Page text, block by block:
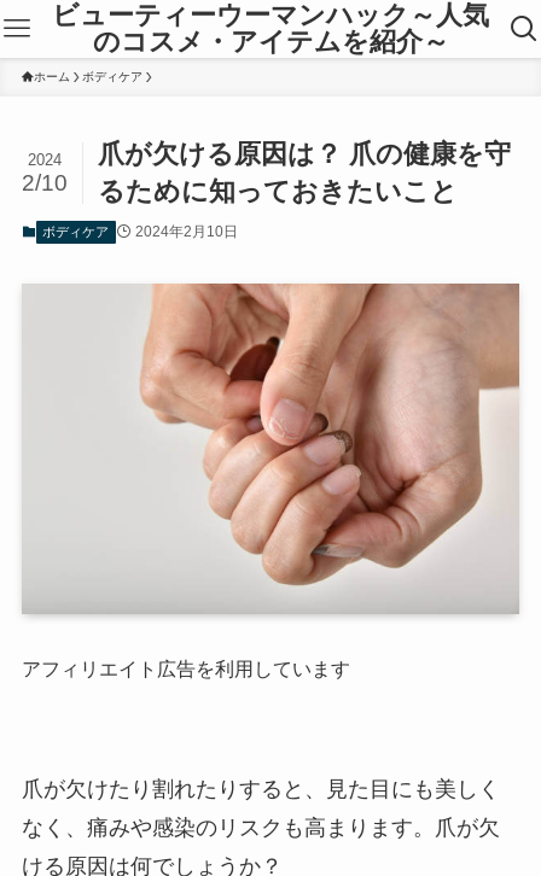
ビューティーウーマンハック～人気
のコスメ・アイテムを紹介～
ホーム ボディケア
爪が欠ける原因は？ 爪の健康を守
るために知っておきたいこと
2024
2/10
ボディケア 2024年2月10日
アフィリエイト広告を利用しています
爪が欠けたり割れたりすると、見た目にも美しく
なく、痛みや感染のリスクも高まります。爪が欠
ける原因は何でしょうか？